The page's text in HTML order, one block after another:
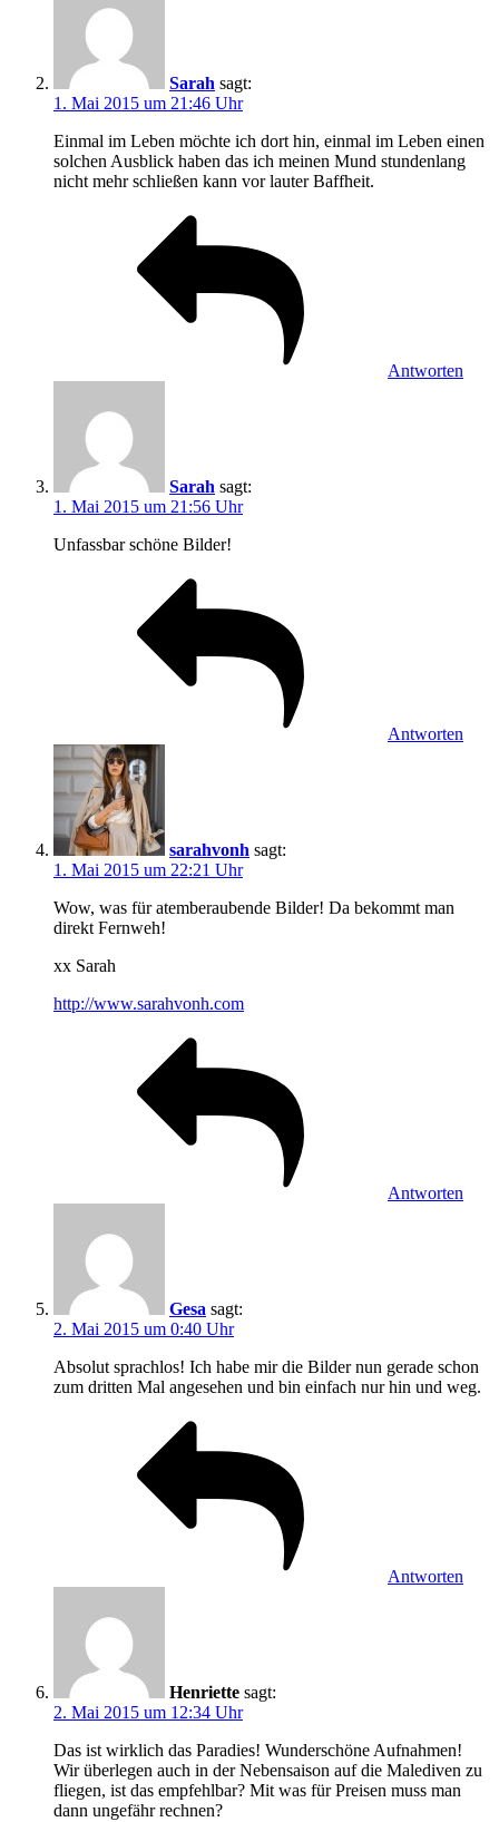
Sarah sagt:
1. Mai 2015 um 21:46 Uhr
Einmal im Leben möchte ich dort hin, einmal im Leben einen
solchen Ausblick haben das ich meinen Mund stundenlang
nicht mehr schließen kann vor lauter Baffheit.
Antworten
Sarah sagt:
1. Mai 2015 um 21:56 Uhr
Unfassbar schöne Bilder!
Antworten
sarahvonh sagt:
1. Mai 2015 um 22:21 Uhr
Wow, was für atemberaubende Bilder! Da bekommt man
direkt Fernweh!
xx Sarah
http://www.sarahvonh.com
Antworten
Gesa sagt:
2. Mai 2015 um 0:40 Uhr
Absolut sprachlos! Ich habe mir die Bilder nun gerade schon
zum dritten Mal angesehen und bin einfach nur hin und weg.
Antworten
Henriette sagt:
2. Mai 2015 um 12:34 Uhr
Das ist wirklich das Paradies! Wunderschöne Aufnahmen!
Wir überlegen auch in der Nebensaison auf die Malediven zu
fliegen, ist das empfehlbar? Mit was für Preisen muss man
dann ungefähr rechnen?